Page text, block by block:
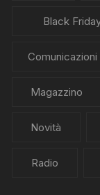
Black
Comunicazioni
Magazzino
Novità
Radio